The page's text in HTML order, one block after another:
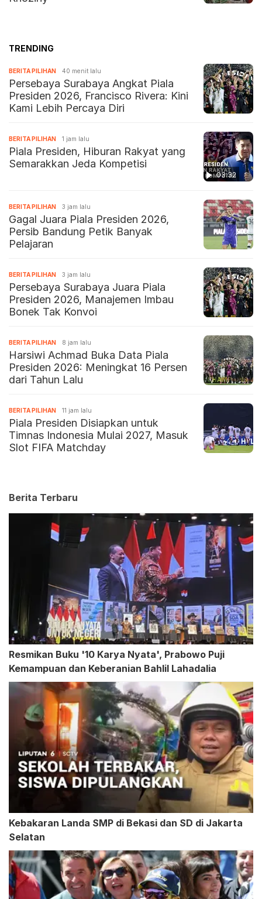
TRENDING
BERITA PILIHAN 40 menit lalu
Persebaya Surabaya Angkat Piala
Presiden 2026, Francisco Rivera: Kini
Kami Lebih Percaya Diri
03:32
BERITA PILIHAN 1 jam lalu
Piala Presiden, Hiburan Rakyat yang
Semarakkan Jeda Kompetisi
BERITA PILIHAN 3 jam lalu
Gagal Juara Piala Presiden 2026,
Persib Bandung Petik Banyak
Pelajaran
BERITA PILIHAN 3 jam lalu
Persebaya Surabaya Juara Piala
Presiden 2026, Manajemen Imbau
Bonek Tak Konvoi
BERITA PILIHAN 8 jam lalu
Harsiwi Achmad Buka Data Piala
Presiden 2026: Meningkat 16 Persen
dari Tahun Lalu
BERITA PILIHAN 11 jam lalu
Piala Presiden Disiapkan untuk
Timnas Indonesia Mulai 2027, Masuk
Slot FIFA Matchday
Berita Terbaru
Resmikan Buku '10 Karya Nyata', Prabowo Puji
Kemampuan dan Keberanian Bahlil Lahadalia
Kebakaran Landa SMP di Bekasi dan SD di Jakarta
Selatan